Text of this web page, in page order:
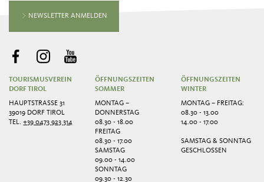
NEWSLETTER ANMELDEN
TOURISMUSVEREIN
DORF TIROL
HAUPTSTRASSE 31
39019 DORF TIROL
TEL.+39 0473 923 314
ÖFFNUNGSZEITEN
SOMMER
MONTAG –
DONNERSTAG
08.30 - 18.00
FREITAG
08.30 - 17.00
SAMSTAG
09.00 - 14.00
SONNTAG
09.30 - 12.30
ÖFFNUNGSZEITEN
WINTER
MONTAG – FREITAG:
08.30 - 13.00
14.00 - 17.00
SAMSTAG & SONNTAG
GESCHLOSSEN